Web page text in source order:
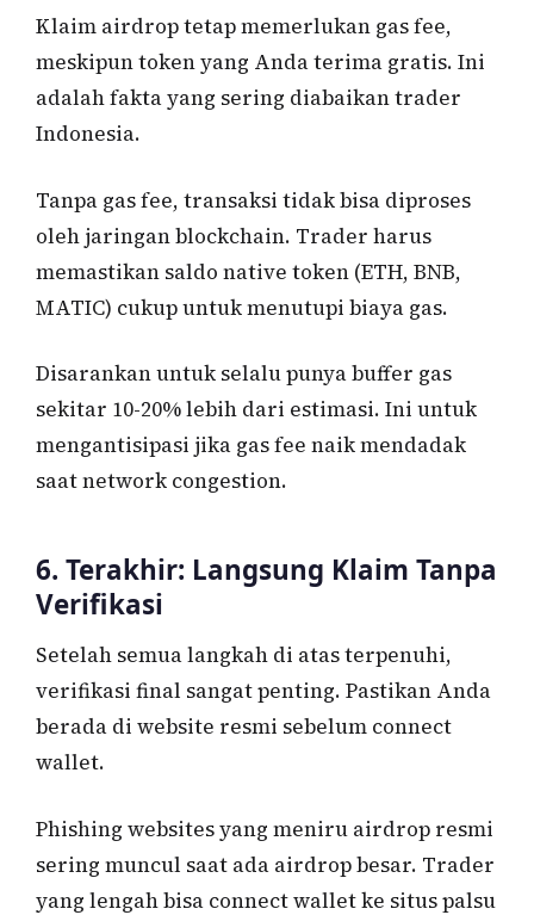
Klaim airdrop tetap memerlukan gas fee,
meskipun token yang Anda terima gratis. Ini
adalah fakta yang sering diabaikan trader
Indonesia.
Tanpa gas fee, transaksi tidak bisa diproses
oleh jaringan blockchain. Trader harus
memastikan saldo native token (ETH, BNB,
MATIC) cukup untuk menutupi biaya gas.
Disarankan untuk selalu punya buffer gas
sekitar 10-20% lebih dari estimasi. Ini untuk
mengantisipasi jika gas fee naik mendadak
saat network congestion.
6. Terakhir: Langsung Klaim Tanpa
Verifikasi
Setelah semua langkah di atas terpenuhi,
verifikasi final sangat penting. Pastikan Anda
berada di website resmi sebelum connect
wallet.
Phishing websites yang meniru airdrop resmi
sering muncul saat ada airdrop besar. Trader
yang lengah bisa connect wallet ke situs palsu